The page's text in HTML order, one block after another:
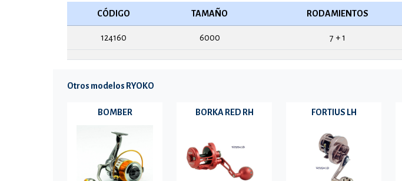
CÓDIGO TAMAÑO RODAMIENTOS
124160 6000 7 + 1
Otros modelos RYOKO
BOMBER BORKA RED RH FORTIUS LH